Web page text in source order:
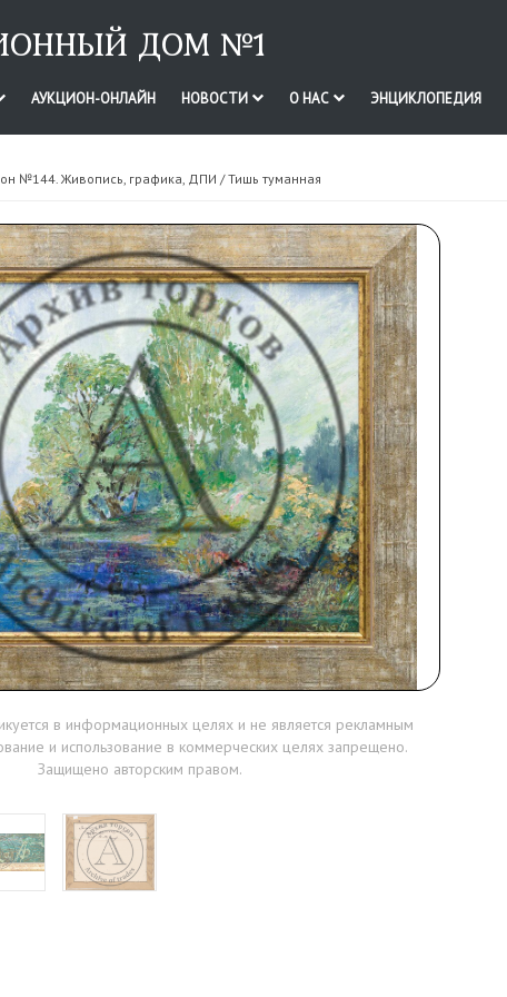
ДОМ №1
АУКЦИОН-ОНЛАЙН НОВОСТИ О НАС ЭНЦИКЛОПЕДИЯ
№144. Живопись, графика, ДПИ / Тишь туманная
в информационных целях и не является рекламным
и использование в коммерческих целях запрещено.
Защищено авторским правом.